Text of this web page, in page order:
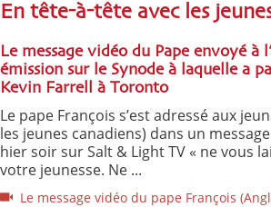
En tête-à-tête avec les
Le message vidéo du Pape envoyé à
émission sur le Synode à laquelle a
Kevin Farrell à Toronto
Le pape François s’est adressé aux
les jeunes canadiens) dans un
hier soir sur Salt & Light TV « ne vous
votre jeunesse. Ne ...
Le message vidéo du pape François